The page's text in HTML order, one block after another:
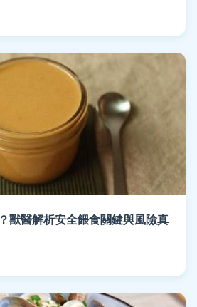
獸醫解析安全餵食關鍵與風險真